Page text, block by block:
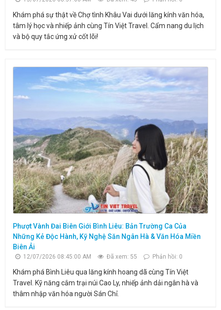
Khám phá sự thật về Chợ tình Khâu Vai dưới lăng kính văn hóa,
tâm lý học và nhiếp ảnh cùng Tín Việt Travel. Cẩm nang du lịch
và bộ quy tắc ứng xử cốt lõi!
Phượt Vành Đai Biên Giới Bình Liêu: Bản Trường Ca Của
Những Kẻ Độc Hành, Kỹ Nghệ Săn Ngân Hà & Văn Hóa Miền
Biên Ải
12/07/2026 08:45:00 AM Đã xem: 55 Phản hồi: 0
Khám phá Bình Liêu qua lăng kính hoang dã cùng Tín Việt
Travel. Kỹ năng cắm trại núi Cao Ly, nhiếp ảnh dải ngân hà và
thâm nhập văn hóa người Sán Chỉ.